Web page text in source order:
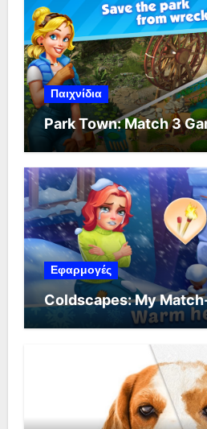
Παιχνίδια
Park Town: Match 3
Εφαρμογές
Coldscapes: My